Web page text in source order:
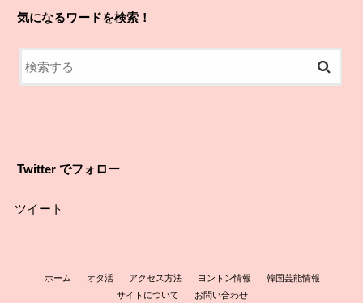
気になるワードを検索！
Twitter でフォロー
ツイート
ホーム オタ活 アクセス方法 ヨントン情報
韓国芸能情報
サイトについて
お問い合わせ